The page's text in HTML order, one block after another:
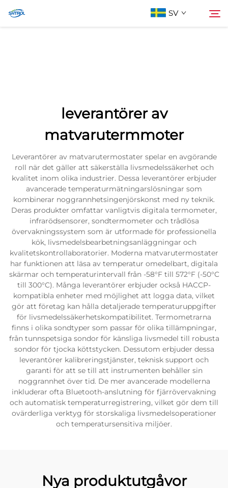
SV
leverantörer av
matvarutermmoter
Leverantörer av matvarutermostater spelar en avgörande
roll när det gäller att säkerställa livsmedelssäkerhet och
kvalitet inom olika industrier. Dessa leverantörer erbjuder
avancerade temperaturmätningarslösningar som
kombinerar noggrannhetsingenjörskonst med ny teknik.
Deras produkter omfattar vanligtvis digitala termometer,
infrarödsensorer, sondtermometer och trådlösa
övervakningssystem som är utformade för professionella
kök, livsmedelsbearbetningsanläggningar och
kvalitetskontrollaboratorier. Moderna matvarutermostater
har funktionen att läsa av temperatur omedelbart, digitala
skärmar och temperaturintervall från -58°F till 572°F (-50°C
till 300°C). Många leverantörer erbjuder också HACCP-
kompatibla enheter med möjlighet att logga data, vilket
gör att företag kan hålla detaljerade temperaturuppgifter
för livsmedelssäkerhetskompatibilitet. Termometrarna
finns i olika sondtyper som passar för olika tillämpningar,
från tunnspetsiga sondor för känsliga livsmedel till robusta
sondor för tjocka köttstycken. Dessutom erbjuder dessa
leverantörer kalibreringstjänster, teknisk support och
garanti för att se till att instrumenten behåller sin
noggrannhet över tid. De mer avancerade modellerna
inkluderar ofta Bluetooth-anslutning för fjärrövervakning
och automatisk temperaturregistrering, vilket gör dem till
ovärderliga verktyg för storskaliga livsmedelsoperationer
och temperatursensitiva miljöer.
Nya produktutgåvor